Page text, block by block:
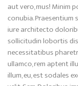
aut vero, mus! Minim
conubia.
iure architecto
sollicitudin lobortis
necessitatibus
ullamco, rem aptent
illum, eu, est sodales